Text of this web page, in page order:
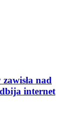
nad
internet